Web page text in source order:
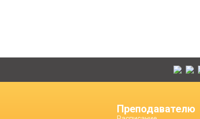
Преподавателю